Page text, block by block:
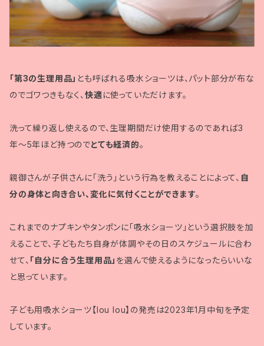
「第3の生理用品」 とも呼ばれる吸水ショーツは、パット部分が布な
のでゴワつきもなく、快適に使っていただけます。
洗って繰り返し使えるので、生理期間だけ使用するのであれば3
年〜5年ほど持つのでとても経済的。
親御さんが子供さんに「洗う」という行為を教えることによって、 自
分の身体と向き合い、変化に気付くことができます。
これまでのナプキンやタンポンに「吸水ショーツ」という選択肢を加
えることで、子どもたち自身が体調やその日のスケジュールに合わ
せて、 「自分に合う生理用品」 を選んで使えるようになったらいいな
と思っています。
子ども用吸水ショーツ【lou lou】の発売は2023年1月中旬を予定
しています。